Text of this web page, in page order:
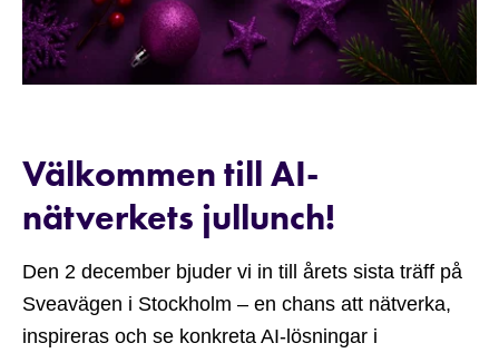
Välkommen till AI-
nätverkets jullunch!
Den 2 december bjuder vi in till årets sista träff på
Sveavägen i Stockholm – en chans att nätverka,
inspireras och se konkreta AI-lösningar i